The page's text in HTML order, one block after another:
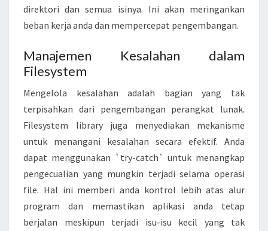
direktori dan semua isinya. Ini akan meringankan
beban kerja anda dan mempercepat pengembangan.
Manajemen Kesalahan dalam
Filesystem
Mengelola kesalahan adalah bagian yang tak
terpisahkan dari pengembangan perangkat lunak.
Filesystem library juga menyediakan mekanisme
untuk menangani kesalahan secara efektif. Anda
dapat menggunakan `try-catch` untuk menangkap
pengecualian yang mungkin terjadi selama operasi
file. Hal ini memberi anda kontrol lebih atas alur
program dan memastikan aplikasi anda tetap
berjalan meskipun terjadi isu-isu kecil yang tak